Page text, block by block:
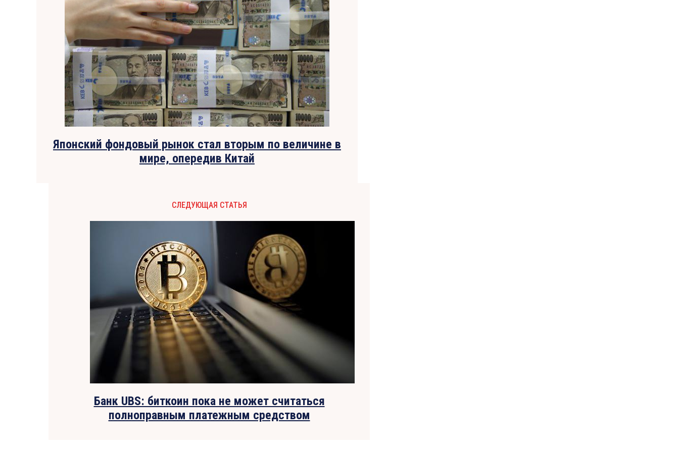
Японский фондовый рынок стал вторым по величине в
мире, опередив Китай
СЛЕДУЮЩАЯ СТАТЬЯ
Банк UBS: биткоин пока не может считаться
полноправным платежным средством